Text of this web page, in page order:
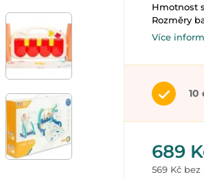
Hmotnost
Rozměry
Více
10
689
569 Kč bez